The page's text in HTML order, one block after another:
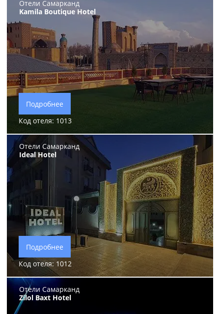
Отели Самарканд
Kamila Boutique Hotel
Подробнее
Код отеля: 1013
Отели Самарканд
Ideal Hotel
Подробнее
Код отеля: 1012
Отели Самарканд
Zilol Baxt Hotel